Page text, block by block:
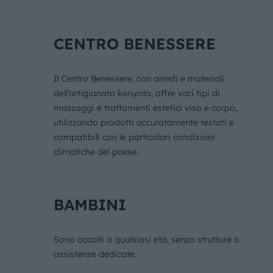
CENTRO BENESSERE
Il Centro Benessere, con arredi e materiali
dell’artigianato kenyota, offre vari tipi di
massaggi e trattamenti estetici viso e corpo,
utilizzando prodotti accuratamente testati e
compatibili con le particolari condizioni
climatiche del paese.
BAMBINI
Sono accolti a qualsiasi età, senza strutture o
assistenze dedicate.